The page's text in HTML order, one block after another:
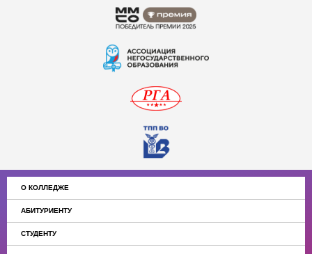
О КОЛЛЕДЖЕ
АБИТУРИЕНТУ
СТУДЕНТУ